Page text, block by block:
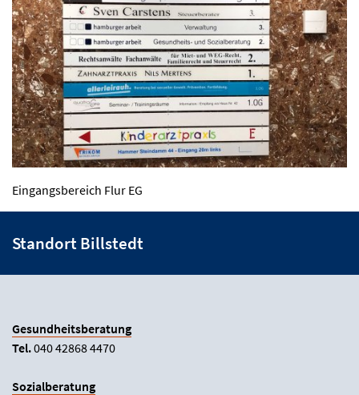
Eingangsbereich Flur EG
Standort Billstedt
Gesundheitsberatung
Tel.040 42868 4470
Sozialberatung